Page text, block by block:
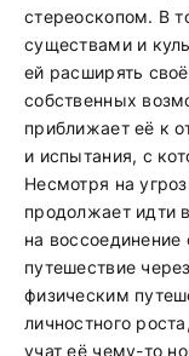
стереоскопом. В
существами и
ей расширять
собственных
приближает её к
и испытания, с
Несмотря на
продолжает идти
на
путешествие
физическим
личностного
учат её чему-то